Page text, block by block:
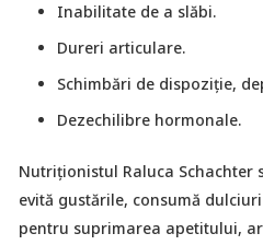
Inabilitate de a slăbi.
Dureri articulare.
Schimbări de dispoziție,
Dezechilibre hormonale.
Nutriționistul Raluca Schachter
evită gustările, consumă
pentru suprimarea apetitului,